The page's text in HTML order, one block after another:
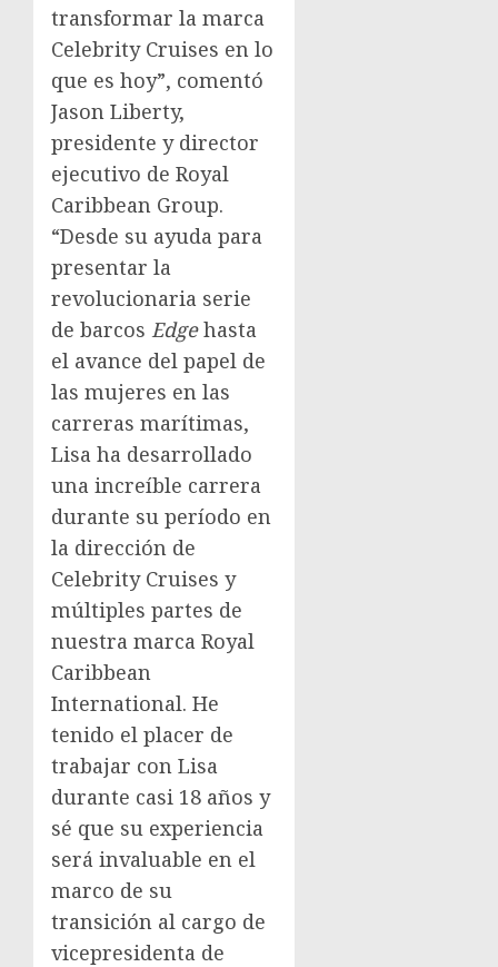
transformar la marca
Celebrity Cruises en lo
que es hoy”, comentó
Jason Liberty,
presidente y director
ejecutivo de Royal
Caribbean Group.
“Desde su ayuda para
presentar la
revolucionaria serie
de barcos Edgehasta
el avance del papel de
las mujeres en las
carreras marítimas,
Lisa ha desarrollado
una increíble carrera
durante su período en
la dirección de
Celebrity Cruises y
múltiples partes de
nuestra marca Royal
Caribbean
International. He
tenido el placer de
trabajar con Lisa
durante casi 18 años y
sé que su experiencia
será invaluable en el
marco de su
transición al cargo de
vicepresidenta de